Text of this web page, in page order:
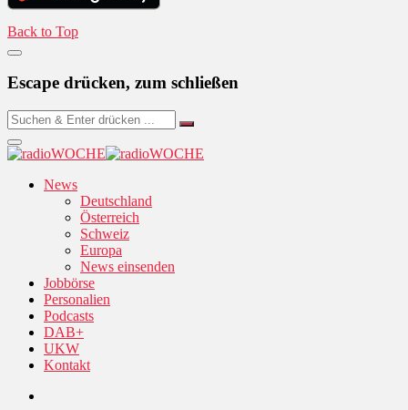
Back to Top
Escape drücken, zum schließen
News
Deutschland
Österreich
Schweiz
Europa
News einsenden
Jobbörse
Personalien
Podcasts
DAB+
UKW
Kontakt